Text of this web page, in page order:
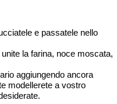
e passatele nello
la farina, noce moscata,
aggiungendo ancora
modellerete a vostro